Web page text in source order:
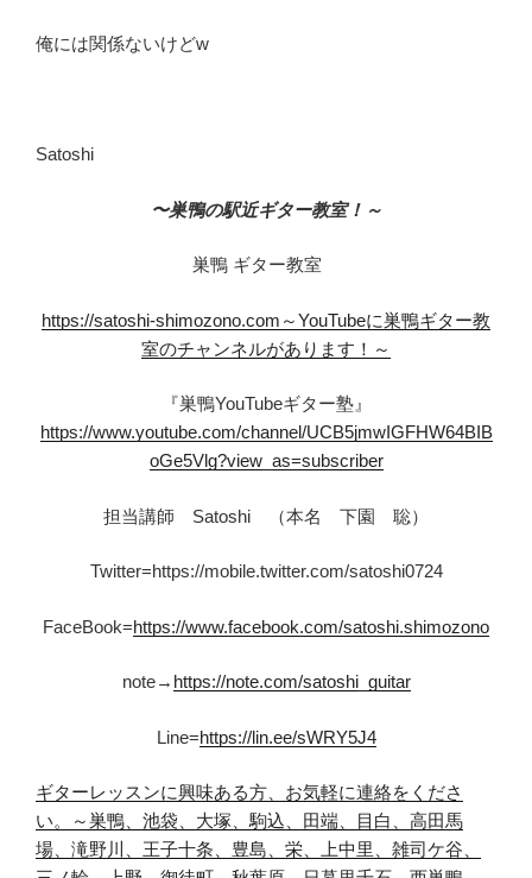
俺には関係ないけどw
Satoshi
〜巣鴨の駅近ギター教室！～
巣鴨 ギター教室
https://satoshi-shimozono.com～YouTubeに巣鴨ギター教
室のチャンネルがあります！～
『巣鴨YouTubeギター塾』
https://www.youtube.com/channel/UCB5jmwIGFHW64BIB
oGe5Vlg?view_as=subscriber
担当講師 Satoshi （本名 下園 聡）
Twitter=https://mobile.twitter.com/satoshi0724
FaceBook=https://www.facebook.com/satoshi.shimozono
note→ https://note.com/satoshi_guitar
Line=https://lin.ee/sWRY5J4
ギターレッスンに興味ある方、お気軽に連絡をくださ
い。
～巣鴨、池袋、大塚、駒込、田端、目白、高田馬
場、滝野川、王子十条、豊島、栄、上中里、雑司ケ谷、